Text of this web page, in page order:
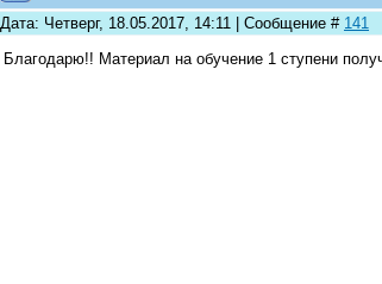
Дата: Четверг, 18.05.2017, 14:11 | Сообщение # 141
Благодарю!! Материал на обучение 1 ступени